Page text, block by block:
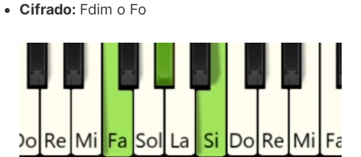
Cifrado: Fdim o Fo